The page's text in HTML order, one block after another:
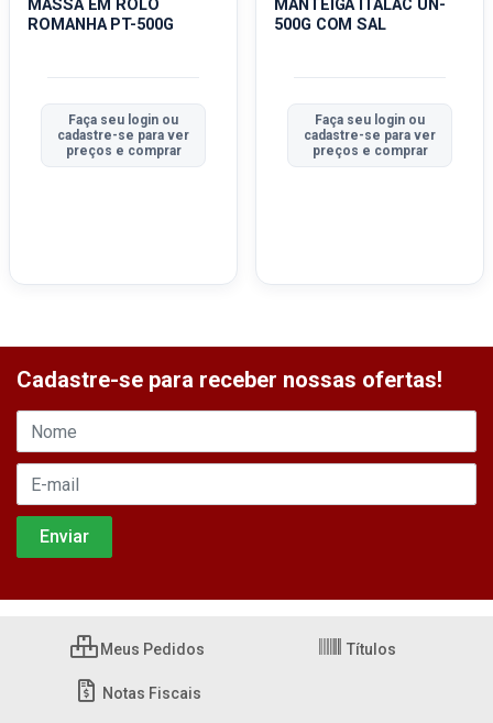
MASSA EM ROLO
ROMANHA PT-500G
Faça seu login ou
cadastre-se para ver
preços e comprar
MANTEIGA ITALAC UN-
500G COM SAL
Faça seu login ou
cadastre-se para ver
preços e comprar
Cadastre-se para receber nossas ofertas!
Meus Pedidos Títulos
Notas Fiscais